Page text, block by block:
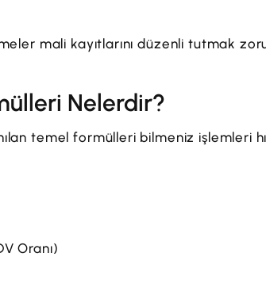
mali kayıtlarını düzenli tutmak
Nelerdir?
temel formülleri bilmeniz işlemleri
Oranı)